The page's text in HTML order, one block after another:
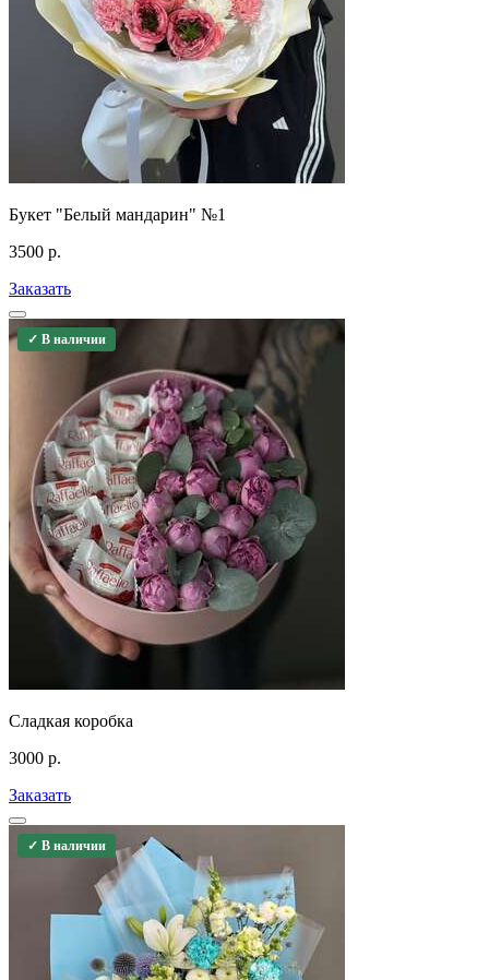
Букет "Белый мандарин" №1
3500 р.
Заказать
✓ В наличии
Сладкая коробка
3000 р.
Заказать
✓ В наличии